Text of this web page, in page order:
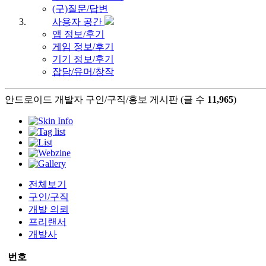
(구)질문/답변
사용자 공간
앱 정보/후기
게임 정보/후기
기기 정보/후기
잡담/유머/창작
안드로이드 개발자 구인/구직/홍보 게시판 (글 수 11,965)
전체보기
구인/구직
개발 의뢰
프리랜서
개발사
번호